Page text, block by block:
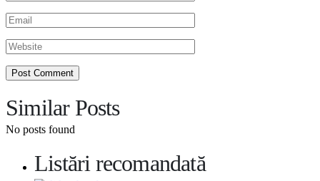
Similar Posts
No posts found
Listări recomandată